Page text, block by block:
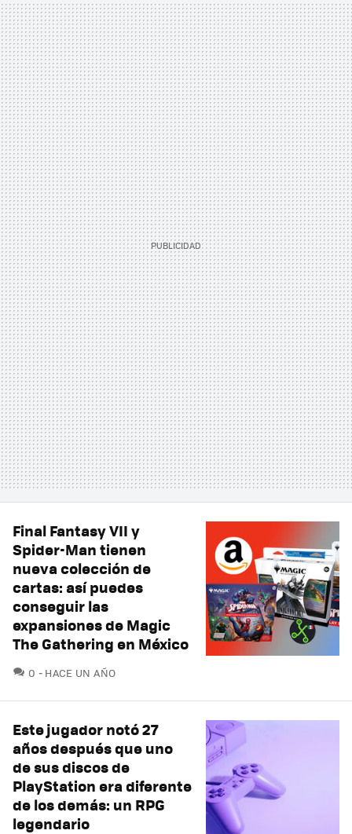
Final Fantasy VII y
Spider-Man tienen
nueva colección de
cartas: así puedes
conseguir las
expansiones de Magic
The Gathering en México
0 COMENTARIOS
HACE UN AÑO
Este jugador notó 27
años después que uno
de sus discos de
PlayStation era diferente
de los demás: un RPG
legendario